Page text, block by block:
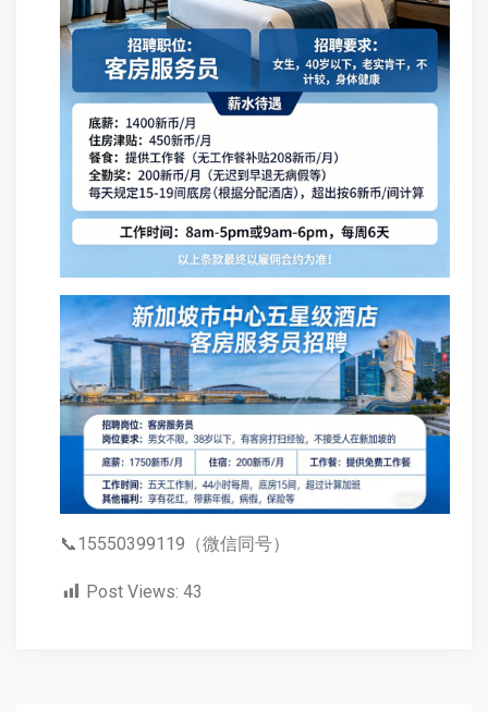
📞15550399119（微信同号）
Post Views: 43